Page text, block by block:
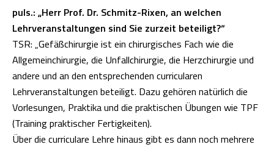
puls.: „Herr Prof. Dr. Schmitz-Rixen, an welchen
Lehrveranstaltungen sind Sie zurzeit beteiligt?“
TSR: „Gefäßchirurgie ist ein chirurgisches Fach wie die
Allgemeinchirurgie, die Unfallchirurgie, die Herzchirurgie und
andere und an den entsprechenden curricularen
Lehrveranstaltungen beteiligt. Dazu gehören natürlich die
Vorlesungen, Praktika und die praktischen Übungen wie TPF
(Training praktischer Fertigkeiten).
Über die curriculare Lehre hinaus gibt es dann noch mehrere